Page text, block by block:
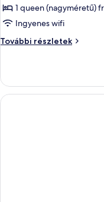
1 queen (nagyméretű)
Ingyenes wifi
További részletek
Szoba,
franciaágy
(First
Class)